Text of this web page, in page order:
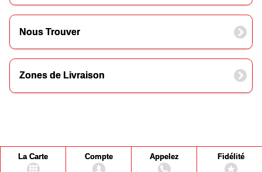
Nous Trouver
Zones de Livraison
La Carte Compte Appelez Fidélité